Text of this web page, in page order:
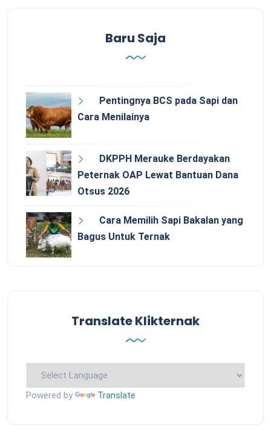
Baru Saja
Pentingnya BCS pada Sapi dan
Cara Menilainya
DKPPH Merauke Berdayakan
Peternak OAP Lewat Bantuan Dana
Otsus 2026
Cara Memilih Sapi Bakalan yang
Bagus Untuk Ternak
Translate Klikternak
Powered by Translate